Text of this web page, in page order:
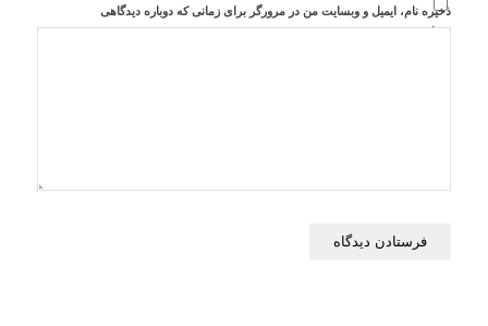
ذخیره نام، ایمیل و وبسایت من در مرورگر برای زمانی که دوباره دیدگاهی
می‌نویسم.